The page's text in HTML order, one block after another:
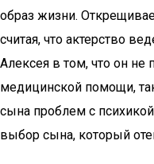
образ жизни.
считая, что актерство
Алексея в том, что он не
медицинской помощи,
сына проблем с
выбор сына, который